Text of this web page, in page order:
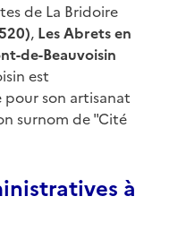
de La Bridoire
, Les Abrets en
de-Beauvoisin
est
son artisanat
surnom de "Cité
à